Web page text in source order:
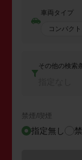
車両タイプ
コンパク
その他の検索
禁煙/喫煙
指定無し